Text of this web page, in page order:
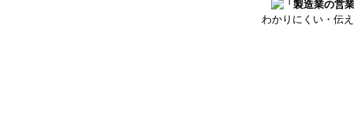
わかりにくい・伝